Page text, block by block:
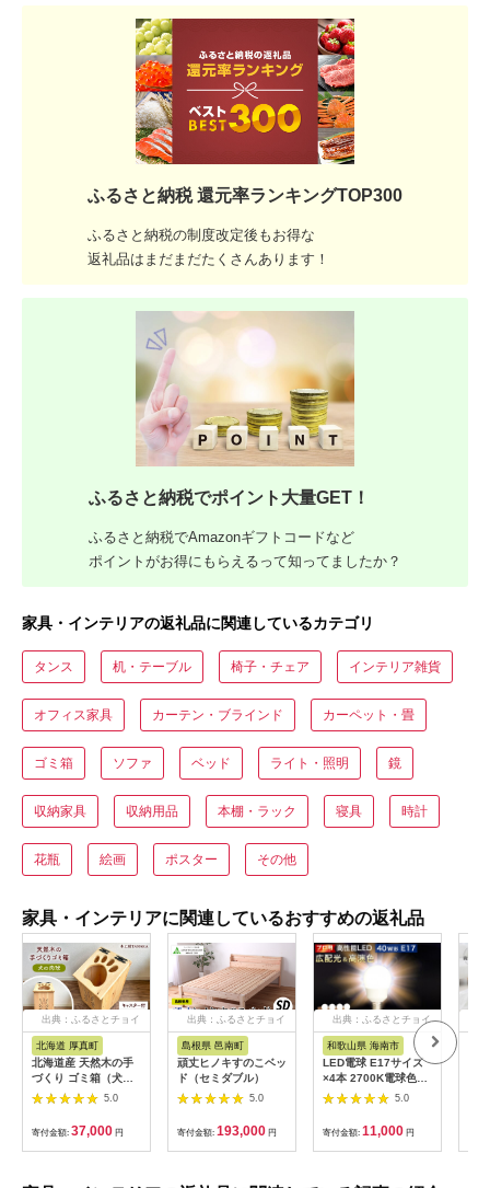
ふるさと納税 還元率ランキングTOP300
ふるさと納税の制度改定後もお得な
返礼品はまだまだたくさんあります！
ふるさと納税でポイント大量GET！
ふるさと納税でAmazonギフトコードなど
ポイントがお得にもらえるって知ってましたか？
家具・インテリアの返礼品に関連しているカテゴリ
タンス 机・テーブル 椅子・チェア インテリア雑貨
オフィス家具 カーテン・ブラインド カーペット・畳
ゴミ箱 ソファ ベッド ライト・照明 鏡
収納家具 収納用品 本棚・ラック 寝具 時計
花瓶 絵画 ポスター その他
家具・インテリアに関連しているおすすめの返礼品
出典：ふるさとチョイ
ス
北海道 厚真町
北海道産 天然木の手
づくり ゴミ箱（犬の
肉球）《厚真町》【木
工房TANAKA】 ごみ
箱 ゴミ箱 木製 天然木
日用品 雑貨 犬 北海道
ハンドメイド インテ
37000円
5.0
寄付金額: 37,000 円
出典：ふるさとチョイ
ス
島根県 邑南町
頑丈ヒノキすのこベッ
ド（セミダブル）
5.0
寄付金額: 193,000 円
出典：ふるさとチョイ
和歌山県 海南市
LED電球 E17サイズ
×4本 2700K電球色
aku1011664015.0
寄付金額: 11,000 円